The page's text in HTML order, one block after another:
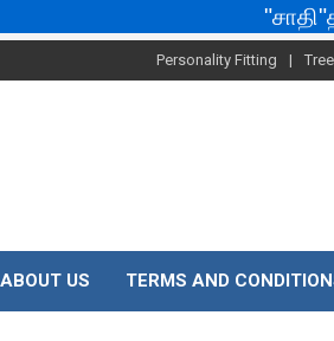
"சாதி"தான்
Personality Fitting
ABOUT US TERMS AND